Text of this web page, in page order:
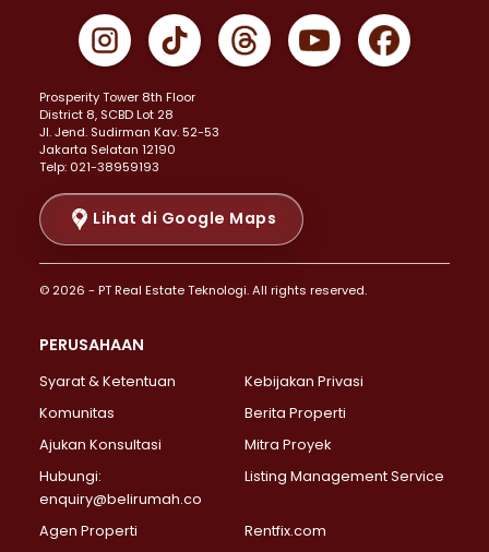
Properti Dijual di Gambir >
Properti Dijual di Johar Baru >
Properti Dijual di Menteng >
Properti Dijual di Senen >
Properti Dijual di Tanah Abang >
Properti Dijual di Cikini >
Properti Dijual di Kramat >
Properti Dijual di Pasar Baru >
Properti Dijual di Bendungan Hilir >
Properti Dijual di Jakarta Selatan >
Properti Dijual di Lebak Bulus >
Properti Dijual di Gandaria Selatan >
Properti Dijual di Pondok Labu >
Properti Dijual di Lenteng Agung >
Properti Dijual di Senayan >
Properti Dijual di Pondok Pinang >
Prosperity Tower 8th Floor
District 8, SCBD Lot 28
JI. Jend. Sudirman Kav. 52-53
Jakarta Selatan 12190
Telp: 021-38959193
Lihat di Google Maps
© 2026 - PT Real Estate Teknologi. All rights reserved.
PERUSAHAAN
Syarat & Ketentuan
Kebijakan Privasi
Komunitas
Berita Properti
Ajukan Konsultasi
Mitra Proyek
Hubungi:
enquiry@belirumah.co
Listing Management Service
Agen Properti Rentfix.com